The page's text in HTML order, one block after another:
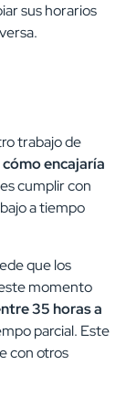
sus horarios
trabajo de
cómo encajaría
cumplir con
a tiempo
que los
momento
35 horas a
parcial. Este
con otros